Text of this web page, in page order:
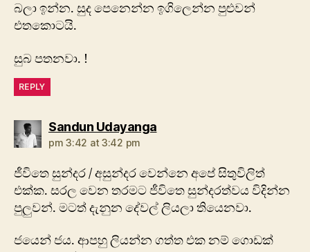
බලා ඉන්න. සුද පෙනෙන්න ඉගිලෙන්න පුළුවන්
එතකොටයි.
සුබ පතනවා. !
REPLY
Sandun Udayangasays:
pm 3:42 at 3:42 pm
ජීවිතෙ සුන්දර / අසුන්දර වෙන්නෙ අපේ සිතුවිලිත්
එක්ක. සරල වෙන තරමට ජීවිතෙ සුන්දරත්වය විදින්න
පුලුවන්. මටත් දැනුන දේවල් ලියලා තියෙනවා.
ජයෙන් ජය. ආපහු ලියන්න ගත්ත එක නම් ගොඩක්